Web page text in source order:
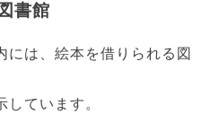
書館
には、絵本を借りられる図
ています。